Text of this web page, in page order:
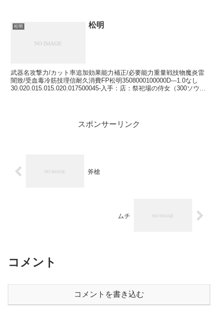
松明 松明
武器名攻撃力/カット率追加効果能力補正/必要能力重量戦技物魔炎雷
闇致/受血毒冷筋技理信耐久消費FP松明3508000100000D---1.0なし
30.020.015.015.020.017500045-入手：店：祭祀場の侍女（300ソウ
スポンサーリンク
斧槍
ムチ
コメント
コメントを書き込む